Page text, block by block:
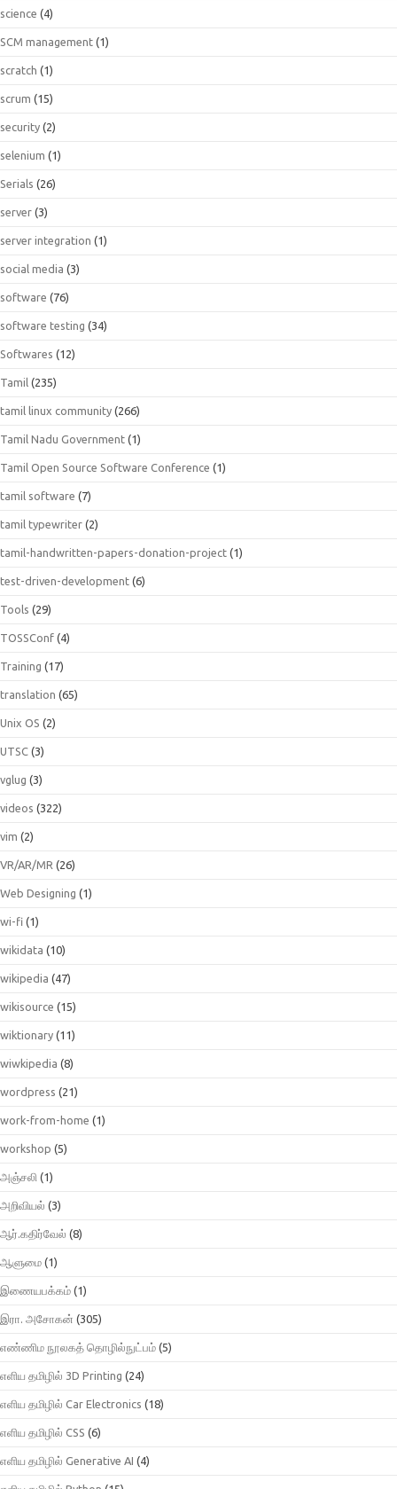
science (4)
SCM management (1)
scratch (1)
scrum (15)
security (2)
selenium (1)
Serials (26)
server (3)
server integration (1)
social media (3)
software (76)
software testing (34)
Softwares (12)
Tamil (235)
tamil linux community (266)
Tamil Nadu Government (1)
Tamil Open Source Software Conference (1)
tamil software (7)
tamil typewriter (2)
tamil-handwritten-papers-donation-project (1)
test-driven-development (6)
Tools (29)
TOSSConf (4)
Training (17)
translation (65)
Unix OS (2)
UTSC (3)
vglug (3)
videos (322)
vim (2)
VR/AR/MR (26)
Web Designing (1)
wi-fi (1)
wikidata (10)
wikipedia (47)
wikisource (15)
wiktionary (11)
wiwkipedia (8)
wordpress (21)
work-from-home (1)
workshop (5)
அஞ்சலி (1)
அறிவியல் (3)
ஆர்.கதிர்வேல் (8)
ஆளுமை (1)
இணையபக்கம் (1)
இரா. அசோகன் (305)
எண்ணிம நூலகத் தொழில்நுட்பம் (5)
எளிய தமிழில் 3D Printing (24)
எளிய தமிழில் Car Electronics (18)
எளிய தமிழில் CSS (6)
எளிய தமிழில் Generative AI (4)